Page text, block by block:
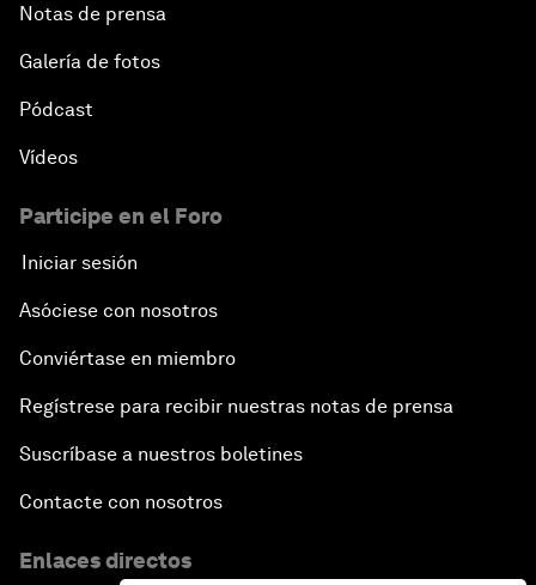
Notas de prensa
Galería de fotos
Pódcast
Vídeos
Participe en el Foro
Iniciar sesión
Asóciese con nosotros
Conviértase en miembro
Regístrese para recibir nuestras notas de prensa
Suscríbase a nuestros boletines
Contacte con nosotros
Enlaces directos